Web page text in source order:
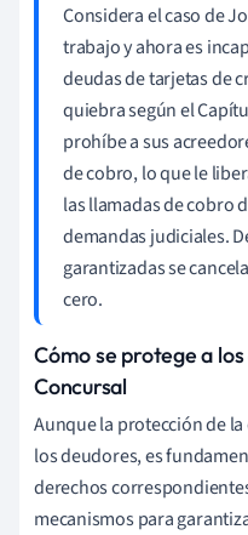
Considera el caso de
trabajo y ahora es
deudas de tarjetas de
quiebra según el
prohíbe a sus
de cobro, lo que le
las llamadas de cobro
demandas judiciales.
garantizadas se
cero.
Cómo se protege a
Concursal
Aunque la protección de
los deudores, es
derechos
mecanismos para